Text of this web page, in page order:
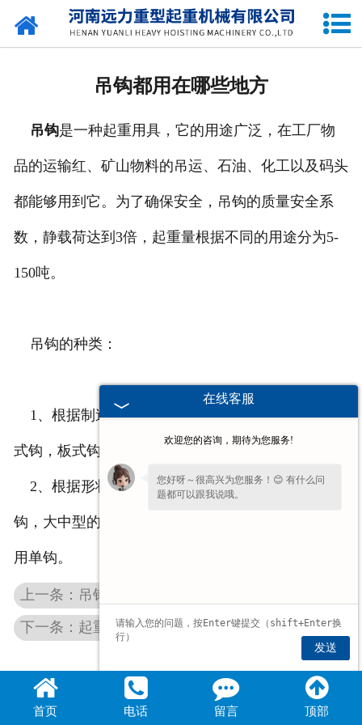
网站首页
企业容貌
吊钩都用在哪些地方
吊钩是一种起重用具，它的用途广泛，在工厂物
品的运输红、矿山物料的吊运、石油、化工以及码头
都能够用到它。为了确保安全，吊钩的质量安全系
数，静载荷达到3倍，起重量根据不同的用途分为5-
150吨。
吊钩的种类：
1、根据制造方式的不同，吊钩可分为锻造钩和板
式钩，板式钩一般都用在起重量较大的起重机上。
2、根据形状的不同，吊钩还可以分为单钩和双
钩，大中型的起重机的主钩一般是用双钩，其他多采
用单钩。
上一条：吊钩的类型和用途
下一条：起重吊钩的种类
首页 电话 留言 顶部
在线客服
欢迎您的咨询，期待为您服务!
您好呀～很高兴为您服务！😊 有什么问
题都可以跟我说哦。
发送